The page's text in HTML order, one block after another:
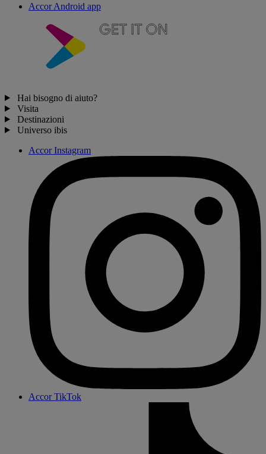
Accor Android app
Hai bisogno di aiuto?
Visita
Destinazioni
Universo ibis
Accor Instagram
Accor TikTok